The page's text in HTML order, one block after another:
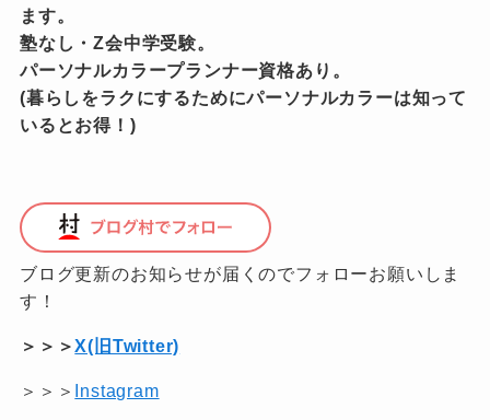
ます。
塾なし・Z会中学受験。
パーソナルカラープランナー資格あり。
(暮らしをラクにするためにパーソナルカラーは知って
いるとお得！)
ブログ更新のお知らせが届くのでフォローお願いしま
す！
＞＞＞X(旧Twitter)
＞＞＞ Instagram